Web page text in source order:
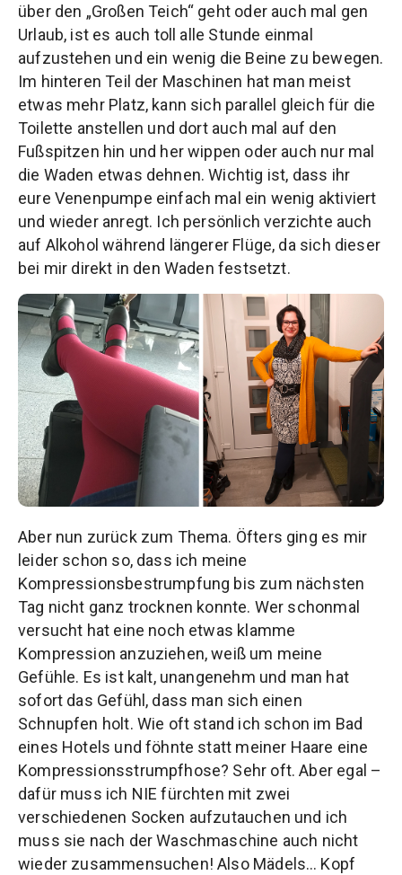
über den „Großen Teich“ geht oder auch mal gen
Urlaub, ist es auch toll alle Stunde einmal
aufzustehen und ein wenig die Beine zu bewegen.
Im hinteren Teil der Maschinen hat man meist
etwas mehr Platz, kann sich parallel gleich für die
Toilette anstellen und dort auch mal auf den
Fußspitzen hin und her wippen oder auch nur mal
die Waden etwas dehnen. Wichtig ist, dass ihr
eure Venenpumpe einfach mal ein wenig aktiviert
und wieder anregt. Ich persönlich verzichte auch
auf Alkohol während längerer Flüge, da sich dieser
bei mir direkt in den Waden festsetzt.
Aber nun zurück zum Thema. Öfters ging es mir
leider schon so, dass ich meine
Kompressionsbestrumpfung bis zum nächsten
Tag nicht ganz trocknen konnte. Wer schonmal
versucht hat eine noch etwas klamme
Kompression anzuziehen, weiß um meine
Gefühle. Es ist kalt, unangenehm und man hat
sofort das Gefühl, dass man sich einen
Schnupfen holt. Wie oft stand ich schon im Bad
eines Hotels und föhnte statt meiner Haare eine
Kompressionsstrumpfhose? Sehr oft. Aber egal –
dafür muss ich NIE fürchten mit zwei
verschiedenen Socken aufzutauchen und ich
muss sie nach der Waschmaschine auch nicht
wieder zusammensuchen! Also Mädels… Kopf